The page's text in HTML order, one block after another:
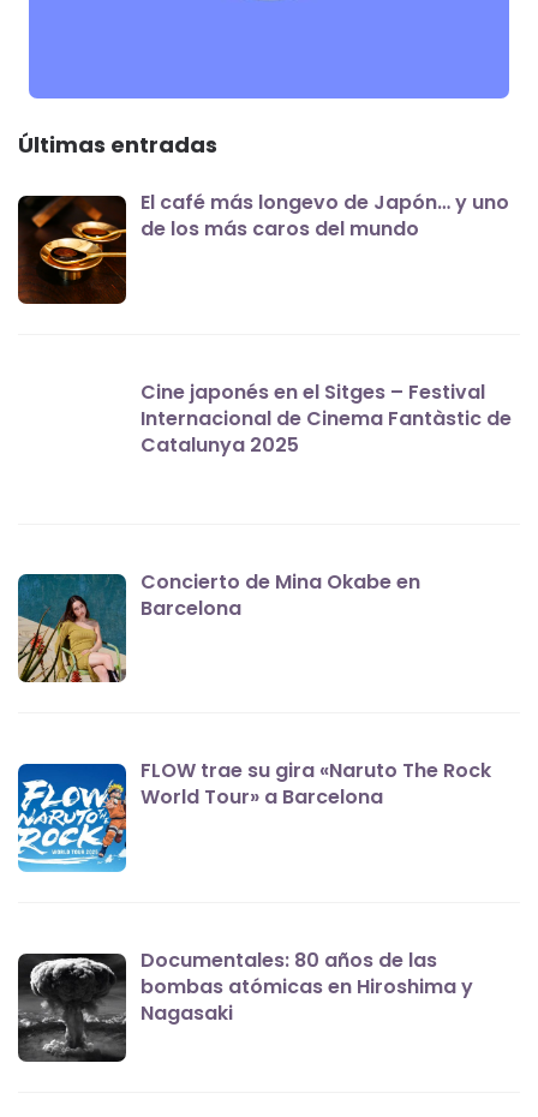
Últimas entradas
El café más longevo de Japón… y uno
de los más caros del mundo
Cine japonés en el Sitges – Festival
Internacional de Cinema Fantàstic de
Catalunya 2025
Concierto de Mina Okabe en
Barcelona
FLOW trae su gira «Naruto The Rock
World Tour» a Barcelona
Documentales: 80 años de las
bombas atómicas en Hiroshima y
Nagasaki